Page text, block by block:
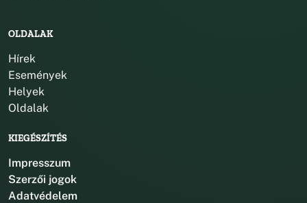
OLDALAK
Hírek
Események
Helyek
Oldalak
KIEGÉSZÍTÉS
Impresszum
Szerzői jogok
Adatvédelem